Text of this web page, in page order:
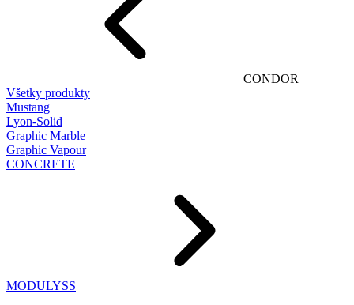
CONDOR
Všetky produkty
Mustang
Lyon-Solid
Graphic Marble
Graphic Vapour
CONCRETE
MODULYSS